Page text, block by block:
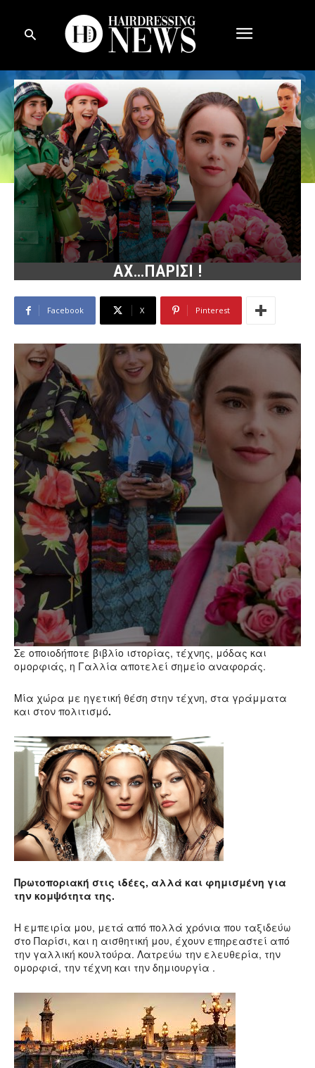
ΑΧ…ΠΑΡΙΣΙ !
Facebook X Pinterest
Σε οποιοδήποτε βιβλίο ιστορίας, τέχνης, μόδας και
ομορφιάς, η Γαλλία αποτελεί σημείο αναφοράς.
Μία χώρα με ηγετική θέση στην τέχνη, στα γράμματα
και στον πολιτισμό.
Πρωτοποριακή στις ιδέες, αλλά και φημισμένη για
την κομψότητα της.
Η εμπειρία μου, μετά από πολλά χρόνια που ταξιδεύω
στο Παρίσι, και η αισθητική μου, έχουν επηρεαστεί από
την γαλλική κουλτούρα. Λατρεύω την ελευθερία, την
ομορφιά, την τέχνη και την δημιουργία .